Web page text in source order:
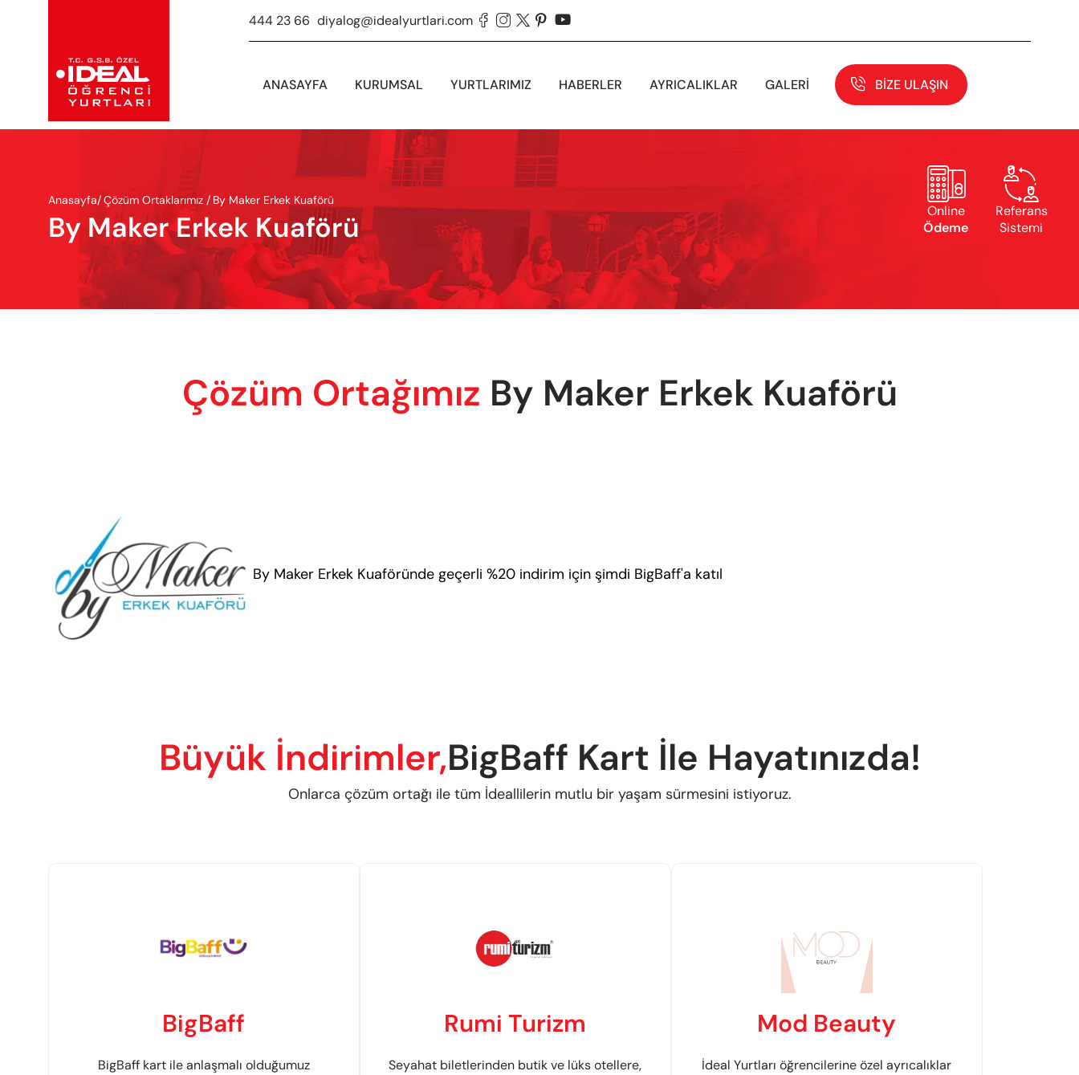
444 23 66 diyalog@idealyurtlari.com     
ANASAYFA KURUMSAL YURTLARIMIZ HABERLER AYRICALIKLAR GALERI BIZE ULAŞIN
Anasayfa/Çözüm Ortaklarımız / By Maker Erkek Kuaförü
By Maker Erkek Kuaförü

Online
Ödeme

Referans
Sistemi
Çözüm Ortağımız By Maker Erkek Kuaförü
By Maker Erkek Kuaföründe geçerli %20 indirim için şimdi BigBaff'a katıl
Büyük İndirimler,BigBaff Kart İle Hayatınızda!
Onlarca çözüm ortağı ile tüm İdeallilerin mutlu bir yaşam sürmesini istiyoruz.
BigBaff
BigBaff kart ile anlaşmalı olduğumuz
Rumi Turizm
Seyahat biletlerinden butik ve lüks otellere,
Mod Beauty
İdeal Yurtları öğrencilerine özel ayrıcalıklar